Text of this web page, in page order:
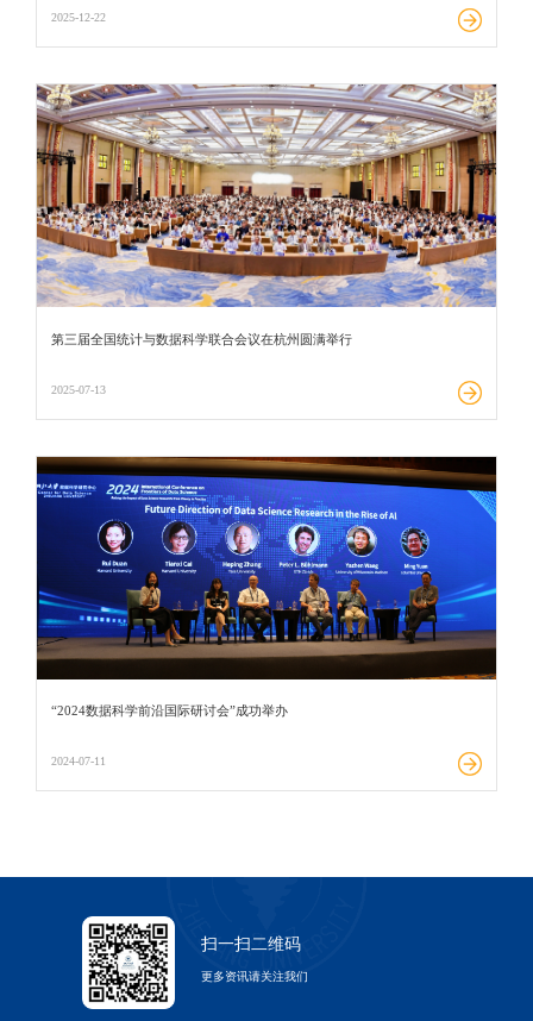
2025-12-22
第三届全国统计与数据科学联合会议在杭州圆满举行
2025-07-13
“2024数据科学前沿国际研讨会”成功举办
2024-07-11
扫一扫二维码
更多资讯请关注我们